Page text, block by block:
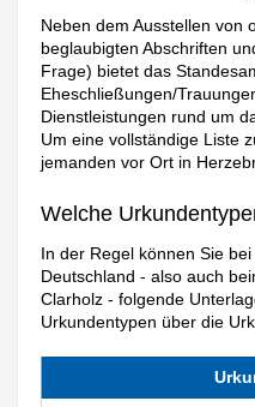
Neben dem Ausstellen von
beglaubigten Abschriften
Frage) bietet das
Eheschließungen/
Dienstleistungen rund um
Um eine vollständige Liste
jemanden vor Ort in
Welche
In der Regel können Sie
Deutschland - also auch
Clarholz - folgende
Urkundentypen über die